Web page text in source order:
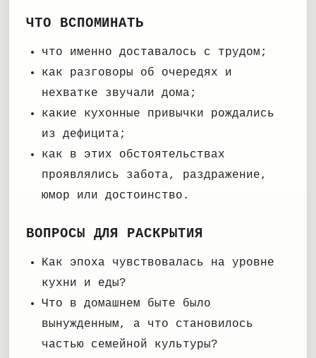
ЧТО ВСПОМИНАТЬ
что именно доставалось с трудом;
как разговоры об очередях и
нехватке звучали дома;
какие кухонные привычки рождались
из дефицита;
как в этих обстоятельствах
проявлялись забота, раздражение,
юмор или достоинство.
ВОПРОСЫ ДЛЯ РАСКРЫТИЯ
Как эпоха чувствовалась на уровне
кухни и еды?
Что в домашнем быте было
вынужденным, а что становилось
частью семейной культуры?